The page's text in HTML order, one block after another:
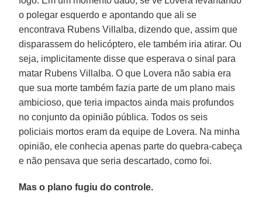
o polegar esquerdo e apontando que ali se
encontrava Rubens Villalba, dizendo que, assim que
disparassem do helicóptero, ele também iria atirar. Ou
seja, implicitamente disse que esperava o sinal para
matar Rubens Villalba. O que Lovera não sabia era
que sua morte também fazia parte de um plano mais
ambicioso, que teria impactos ainda mais profundos
no conjunto da opinião pública. Todos os seis
policiais mortos eram da equipe de Lovera. Na minha
opinião, ele conhecia apenas parte do quebra-cabeça
e não pensava que seria descartado, como foi.
Mas o plano fugiu do controle.